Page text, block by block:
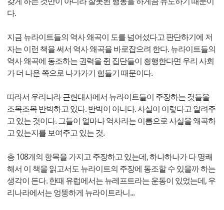
다.
지금 뉴라이트들의 역사 왜곡이 도를 넘어섰다고 판단하기에 저
자는 이런 책을 써서 역사 왜곡을 바로잡으려 한다. 뉴라이트들의
역사 왜곡에 동조하는 권력을 쥔 집단들이 횡행한다면 우리 사회
가 더 나은 쪽으로 나가가기 힘들기 때문이다.
따라서 우리나라 근현대사에서 뉴라이트들이 주장하는 것들을
조목조목 반박하고 있다. 반박이 아니다. 사실이 이렇다고 알려주
고 있는 것이다. 그들이 얼마나 역사라는 이름으로 사실을 왜곡하
고 있는지를 보여주고 있는 것.
총 108개의 항목을 가지고 주장하고 있는데, 하나하나가 다 명쾌
해서 이 책을 읽고서도 뉴라이트의 주장에 동조할 수 있을까 하는
생각이 든다. 한때 유럽에서는 뉴레프트라는 운동이 있었는데, 우
리나라에서는 엉뚱하게 뉴라이트라니...